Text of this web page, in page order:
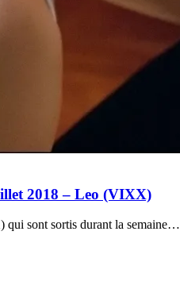
2018 – Leo (VIXX)
sont sortis durant la semaine…